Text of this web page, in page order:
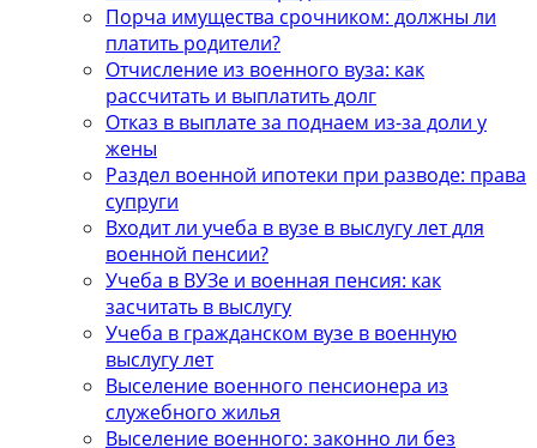
Порча имущества срочником: должны ли
платить родители?
Отчисление из военного вуза: как
рассчитать и выплатить долг
Отказ в выплате за поднаем из-за доли у
жены
Раздел военной ипотеки при разводе: права
супруги
Входит ли учеба в вузе в выслугу лет для
военной пенсии?
Учеба в ВУЗе и военная пенсия: как
засчитать в выслугу
Учеба в гражданском вузе в военную
выслугу лет
Выселение военного пенсионера из
служебного жилья
Выселение военного: законно ли без